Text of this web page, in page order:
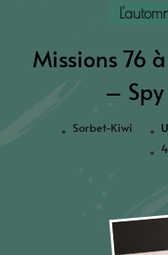
Missions 76
– Spy
Sorbet-Kiwi